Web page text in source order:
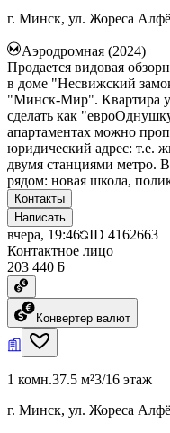
г. Минск, ул. Жореса
Аэродромная (2024)
Продается видовая
в доме "Несвижский
"Минск-Мир". Квартира
сделать как
апартаментах можно
юридический адрес: т.е.
двумя станциями метро.
рядом: новая школа,
Контакты
Написать
вчера, 19:46 ID 4162663
Контактное лицо
203 440 ƃ
Конвертер валют
1 комн.37.5 м²3/16 этаж
г. Минск, ул. Жореса